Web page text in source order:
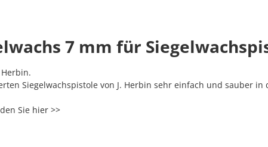
7 mm für
Siegelwachspistole von J. Herbin sehr einfach und sauber
Sie hier >>